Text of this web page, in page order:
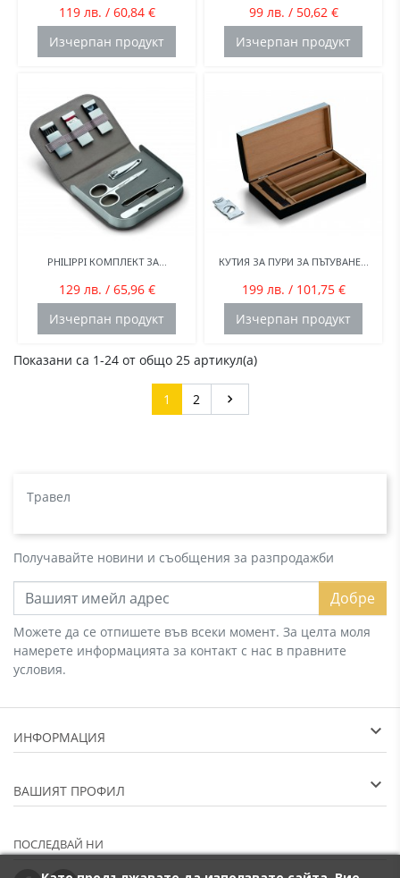
119 лв. / 60,84 €
Изчерпан продукт
99 лв. / 50,62 €
Изчерпан продукт
PHILIPPI КОМПЛЕКТ ЗА...
129 лв. / 65,96 €
Изчерпан продукт
КУТИЯ ЗА ПУРИ ЗА ПЪТУВАНЕ...
199 лв. / 101,75 €
Изчерпан продукт
Показани са 1-24 от общо 25 артикул(а)
1 2 Напред

Травел
Получавайте новини и съобщения за разпродажби
Добре
Можете да се отпишете във всеки момент. За целта моля
намерете информацията за контакт с нас в правните
условия.
ИНФОРМАЦИЯ
ВАШИЯТ ПРОФИЛ
ПОСЛЕДВАЙ НИ